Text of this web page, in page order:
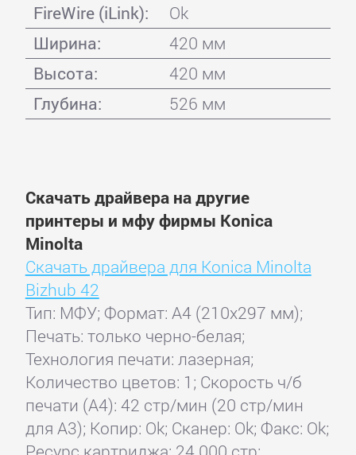
FireWire (iLink):
Ok
Ширина:
420 мм
Высота:
420 мм
Глубина:
526 мм
Скачать драйвера на другие
принтеры и мфу фирмы Konica
Minolta
Скачать драйвера для Konica Minolta
Bizhub 42
Тип: МФУ; Формат: A4 (210x297 мм);
Печать: только черно-белая;
Технология печати: лазерная;
Количество цветов: 1; Скорость ч/б
печати (А4): 42 стр/мин (20 стр/мин
для А3); Копир: Ok; Сканер: Ok; Факс: Ok;